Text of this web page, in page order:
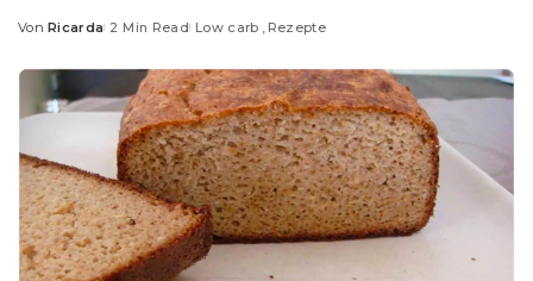
Posted
Von Ricarda 2 Min Read Low carb Rezepte